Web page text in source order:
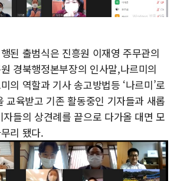
된 출범식은 진흥원 이재영 주무관의
경북행정본부장의 인사말,나르미의
의 역할과 기사 송고방법등 ‘나르미’로
교육받고 기존 활동중인 기자들과 새롭
들의 상견례를 끝으로 다가올 대면 모
리 됐다.